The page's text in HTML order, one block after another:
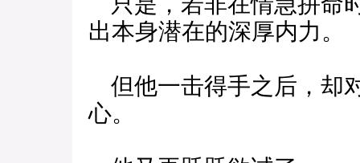
出本身潜在的深厚内力。
但他一击得手之后，却
心。